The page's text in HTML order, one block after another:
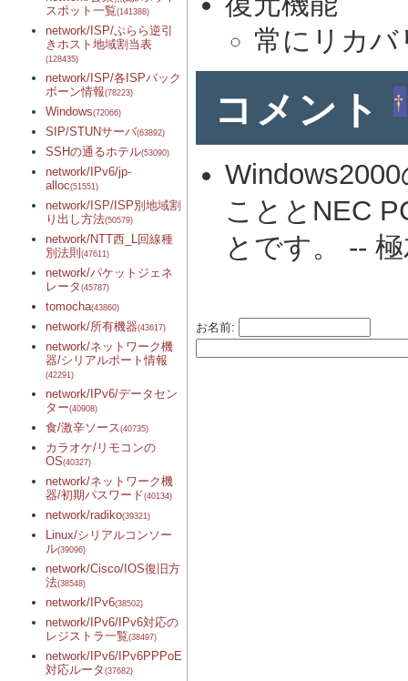
スポット一覧(141388)
network/ISP/ぷらら逆引
きホスト地域割当表
(128435)
network/ISP/各ISPバック
ボーン情報(78223)
Windows(72066)
SIP/STUNサーバ(63892)
SSHの通るホテル(53090)
network/IPv6/jp-
alloc(51551)
network/ISP/ISP別地域割
り出し方法(50579)
network/NTT西_L回線種
別法則(47611)
network/パケットジェネ
レータ (45787)
tomocha(43860)
network/所有機器(43617)
network/ネットワーク機
器/シリアルポート情報
(42291)
network/IPv6/データセン
ター(40908)
食/激辛ソース (40735)
カラオケ/リモコンの
OS(40327)
network/ネットワーク機
器/初期パスワード(40134)
network/radiko(39321)
Linux/シリアルコンソー
ル(39096)
network/Cisco/IOS復旧方
法(38548)
network/IPv6(38502)
network/IPv6/IPv6対応の
レジストラ一覧(38497)
network/IPv6/IPv6PPPoE
対応ルータ (37682)
常にリカ
コメント †
こととNEC
とです。 --
お名前: